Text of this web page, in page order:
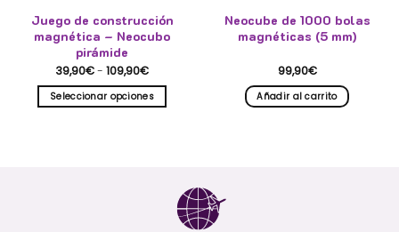
Juego de construcción
magnética – Neocubo
pirámide
39,90€- 109,90€Rango
precios:
desde
39,90€
Seleccionar opciones
Neocube de 1000 bolas
magnéticas (5 mm)
99,90€
Añadir al carrito